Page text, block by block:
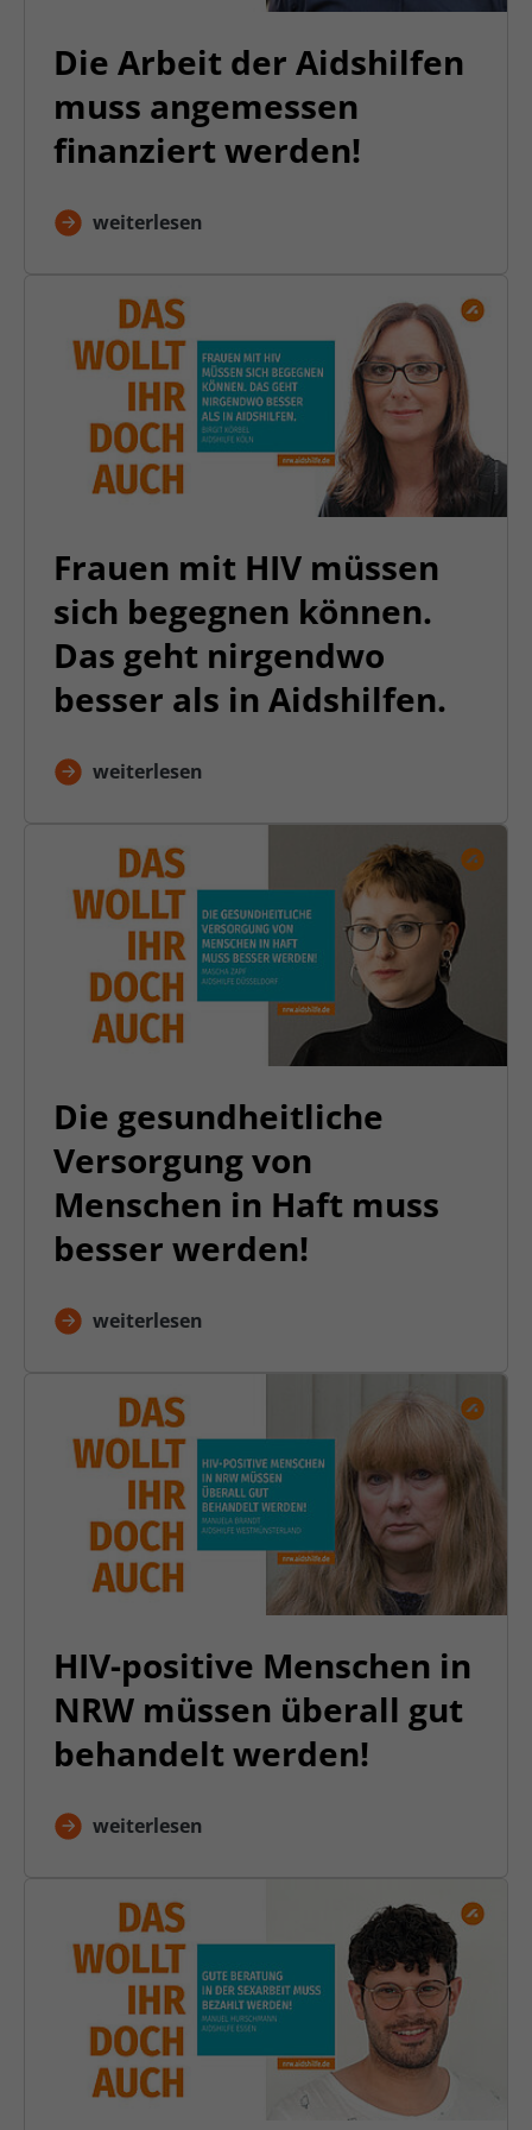
Die Arbeit der Aidshilfen
muss angemessen
finanziert werden!
weiterlesen
Frauen mit HIV müssen
sich begegnen können.
Das geht nirgendwo
besser als in Aidshilfen.
weiterlesen
Die gesundheitliche
Versorgung von
Menschen in Haft muss
besser werden!
weiterlesen
HIV-positive Menschen in
NRW müssen überall gut
behandelt werden!
weiterlesen